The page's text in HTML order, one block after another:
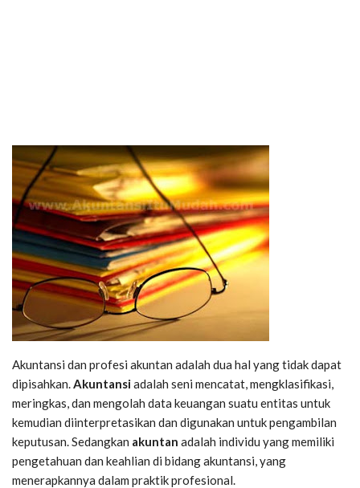
Akuntansi dan profesi akuntan adalah dua hal yang tidak dapat
dipisahkan.Akuntansiadalah seni mencatat, mengklasifikasi,
meringkas, dan mengolah data keuangan suatu entitas untuk
kemudian diinterpretasikan dan digunakan untuk pengambilan
keputusan. Sedangkan akuntan adalah individu yang memiliki
pengetahuan dan keahlian di bidang akuntansi, yang
menerapkannya dalam praktik profesional.